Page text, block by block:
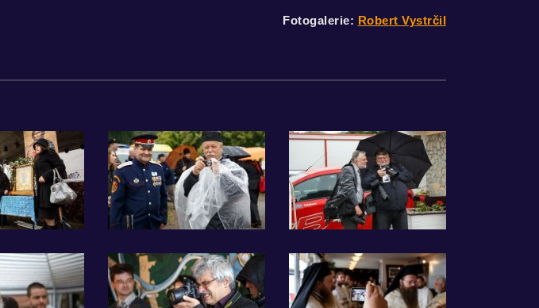
Fotogalerie: Robert Vystrčil